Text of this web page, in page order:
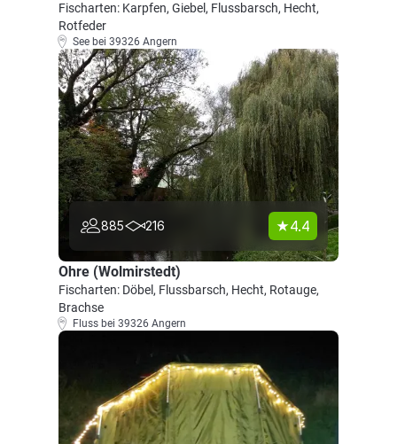
Fischarten: Karpfen, Giebel, Flussbarsch, Hecht,
Rotfeder
See bei 39326 Angern
885 216 4.4
Ohre (Wolmirstedt)
Fischarten: Döbel, Flussbarsch, Hecht, Rotauge,
Brachse
Fluss bei 39326 Angern